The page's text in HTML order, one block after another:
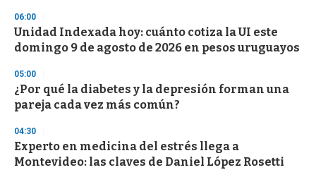
d
s
o
f
3
s
e
c
n
d
s
06:00
Unidad Indexada hoy: cuánto cotiza la UI este
domingo 9 de agosto de 2026 en pesos uruguayos
05:00
¿Por qué la diabetes y la depresión forman una
pareja cada vez más común?
04:30
Experto en medicina del estrés llega a
Montevideo: las claves de Daniel López Rosetti